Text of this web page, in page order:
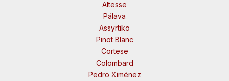
Altesse
Pálava
Assyrtiko
Pinot Blanc
Cortese
Colombard
Pedro Ximénez